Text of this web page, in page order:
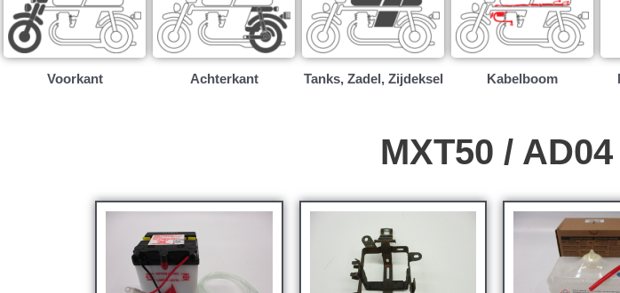
Voorkant Achterkant Tanks, Zadel, Zijdeksel Kabelboom
MXT50 /